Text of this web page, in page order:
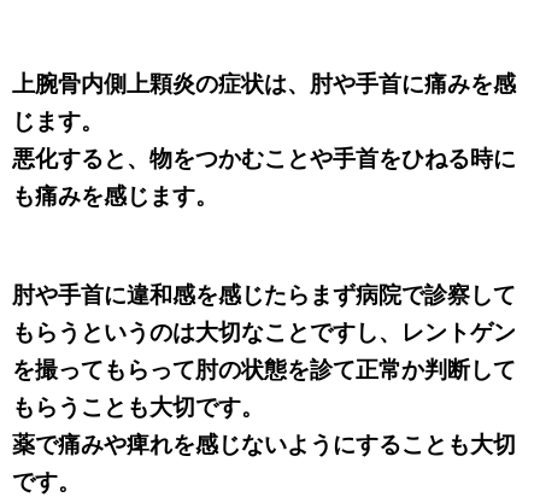
上腕骨内側上顆炎の症状は、肘や手首に痛みを感
じます。
悪化すると、物をつかむことや手首をひねる時に
も痛みを感じます。
肘や手首に違和感を感じたらまず病院で診察して
もらうというのは大切なことですし、レントゲン
を撮ってもらって肘の状態を診て正常か判断して
もらうことも大切です。
薬で痛みや痺れを感じないようにすることも大切
です。